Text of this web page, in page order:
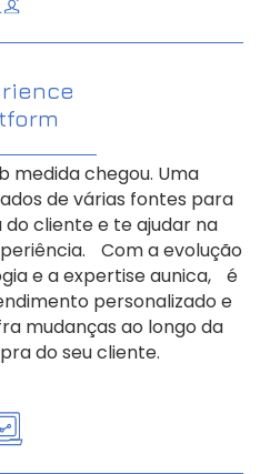
medida chegou. Uma
de várias fontes para
cliente e te ajudar na
Com a evolução
e a expertise aunica, é
personalizado e
mudanças ao longo da
do seu cliente.